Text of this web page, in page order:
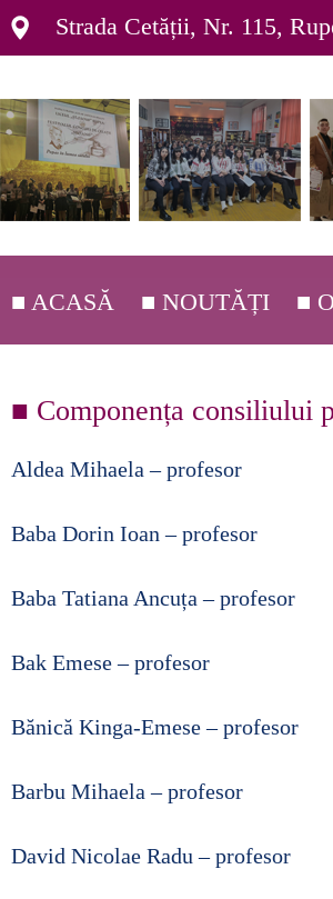
Strada Cetății, Nr. 115,
■ ACASĂ ■ NOUTĂȚI ■
■ Componența consiliului
Aldea Mihaela – profesor
Baba Dorin Ioan – profesor
Baba Tatiana Ancuța – profesor
Bak Emese – profesor
Bănică Kinga-Emese – profesor
Barbu Mihaela – profesor
David Nicolae Radu – profesor